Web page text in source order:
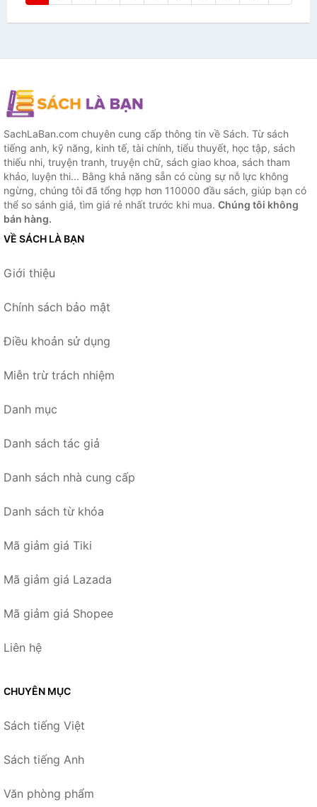
SachLaBan.com chuyên cung cấp thông tin về Sách. Từ sách
tiếng anh, kỹ năng, kinh tế, tài chính, tiểu thuyết, học tập, sách
thiếu nhi, truyện tranh, truyện chữ, sách giao khoa, sách tham
khảo, luyện thi... Bằng khả năng sẵn có cùng sự nỗ lực không
ngừng, chúng tôi đã tổng hợp hơn 110000 đầu sách, giúp bạn có
thể so sánh giá, tìm giá rẻ nhất trước khi mua. Chúng tôi không
bán hàng.
VỀ SÁCH LÀ BẠN
Giới thiệu
Chính sách bảo mật
Điều khoản sử dụng
Miễn trừ trách nhiệm
Danh mục
Danh sách tác giả
Danh sách nhà cung cấp
Danh sách từ khóa
Mã giảm giá Tiki
Mã giảm giá Lazada
Mã giảm giá Shopee
Liên hệ
CHUYÊN MỤC
Sách tiếng Việt
Sách tiếng Anh
Văn phòng phẩm